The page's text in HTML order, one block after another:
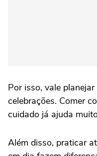
Por isso, vale
celebrações. Comer
cuidado já ajuda
Além disso, praticar